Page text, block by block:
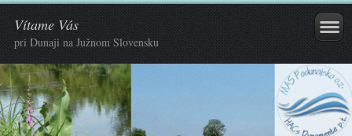
Vítame Vás
pri Dunaji na Južnom Slovensku